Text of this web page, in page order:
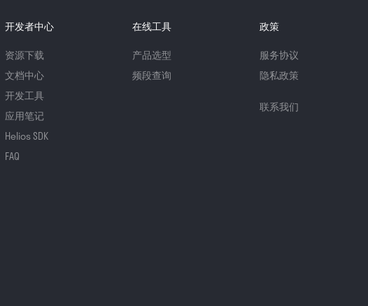
开发者中心
资源下载
文档中心
开发工具
应用笔记
Helios SDK
FAQ
在线工具
产品选型
频段查询
政策
服务协议
隐私政策
联系我们